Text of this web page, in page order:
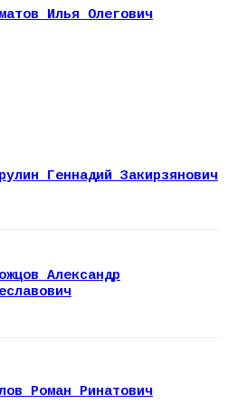
Илья Олегович
Геннадий Закирзянович
Александр
Роман Ринатович